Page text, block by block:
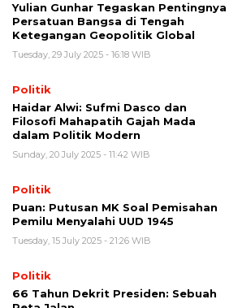
Yulian Gunhar Tegaskan Pentingnya
Persatuan Bangsa di Tengah
Ketegangan Geopolitik Global
Tuesday, 29 July 2025 - 16:18 WIB
Politik
Haidar Alwi: Sufmi Dasco dan
Filosofi Mahapatih Gajah Mada
dalam Politik Modern
Sunday, 20 July 2025 - 11:42 WIB
Politik
Puan: Putusan MK Soal Pemisahan
Pemilu Menyalahi UUD 1945
Tuesday, 15 July 2025 - 21:26 WIB
Politik
66 Tahun Dekrit Presiden: Sebuah